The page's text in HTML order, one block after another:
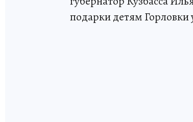
подарки детям